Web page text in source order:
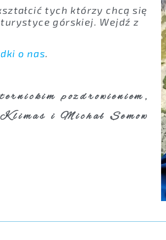
tych którzy chcą się
górskiej. Wejdź z
o nas.
pozdrowieniem,
i Michał Semow